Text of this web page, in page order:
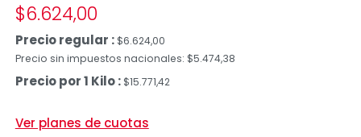
$6.624,00
Precio regular :$6.624,00
Precio sin impuestos nacionales: $5.474,38
Precio por 1 Kilo : $15.771,42
Ver planes de cuotas